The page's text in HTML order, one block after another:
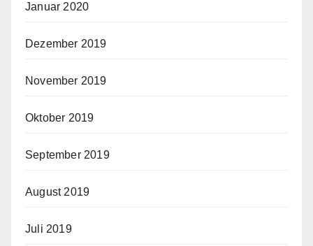
Januar 2020
Dezember 2019
November 2019
Oktober 2019
September 2019
August 2019
Juli 2019